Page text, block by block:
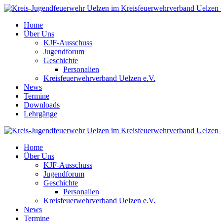
Home
Über Uns
KJF-Ausschuss
Jugendforum
Geschichte
Personalien
Kreisfeuerwehrverband Uelzen e.V.
News
Termine
Downloads
Lehrgänge
Home
Über Uns
KJF-Ausschuss
Jugendforum
Geschichte
Personalien
Kreisfeuerwehrverband Uelzen e.V.
News
Termine